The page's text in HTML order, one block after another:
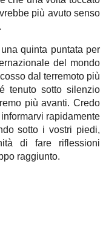
più avuto senso
quinta puntata per
del mondo
dal terremoto più
tenuto sotto silenzio
più avanti. Credo
rapidamente
sotto i vostri piedi,
di fare riflessioni
raggiunto.